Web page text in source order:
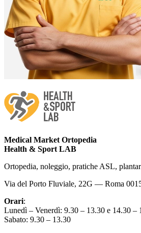
Medical Market Ortopedia
Health & Sport LAB
Ortopedia, noleggio, pratiche ASL,
Via del Porto Fluviale, 22G — Roma
Orari:
Lunedì – Venerdì: 9.30 – 13.30 e 14.30 –
Sabato: 9.30 – 13.30